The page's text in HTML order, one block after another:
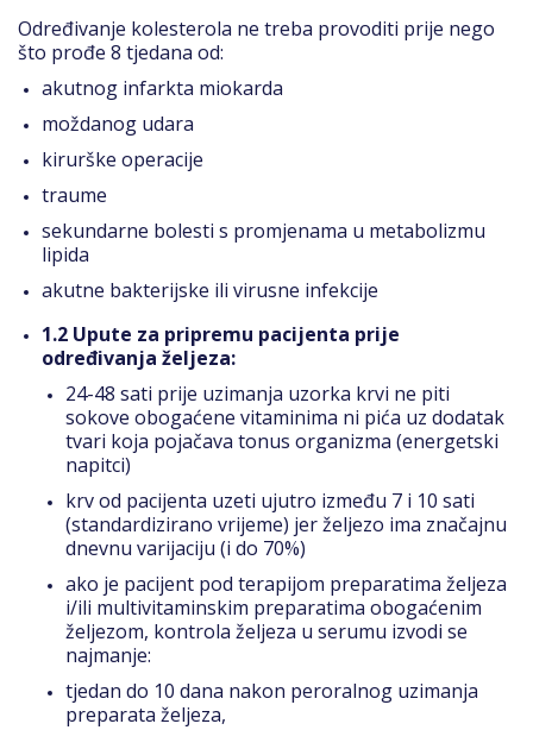
Određivanje kolesterola ne treba provoditi prije nego
što prođe 8 tjedana od:
akutnog infarkta miokarda
moždanog udara
kirurške operacije
traume
sekundarne bolesti s promjenama u metabolizmu
lipida
akutne bakterijske ili virusne infekcije
1.2 Upute za pripremu pacijenta prije
određivanja željeza:
24-48 sati prije uzimanja uzorka krvi ne piti
sokove obogaćene vitaminima ni pića uz dodatak
tvari koja pojačava tonus organizma (energetski
napitci)
krv od pacijenta uzeti ujutro između 7 i 10 sati
(standardizirano vrijeme) jer željezo ima značajnu
dnevnu varijaciju (i do 70%)
ako je pacijent pod terapijom preparatima željeza
i/ili multivitaminskim preparatima obogaćenim
željezom, kontrola željeza u serumu izvodi se
najmanje:
tjedan do 10 dana nakon peroralnog uzimanja
preparata željeza,